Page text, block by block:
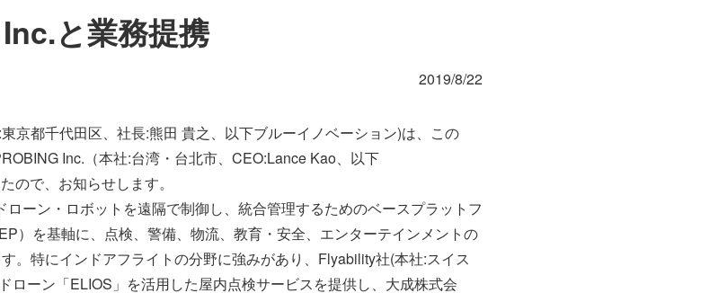
と業務提携
2019/8/22
京都千代田区、社長:熊田 貴之、以下ブルーイノベーション)は、この
Inc.（本社:台湾・台北市、CEO:Lance Kao、以下
ので、お知らせします。
ーン・ロボットを遠隔で制御し、統合管理するためのベースプラットフ
）を基軸に、点検、警備、物流、教育・安全、エンターテインメントの
。特にインドアフライトの分野に強みがあり、Flyability社(本社:スイス
ローン「ELIOS」を活用した屋内点検サービスを提供し、大成株式会